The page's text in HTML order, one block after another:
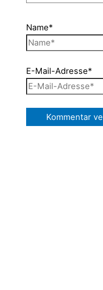
Name*
E-Mail-Adresse*